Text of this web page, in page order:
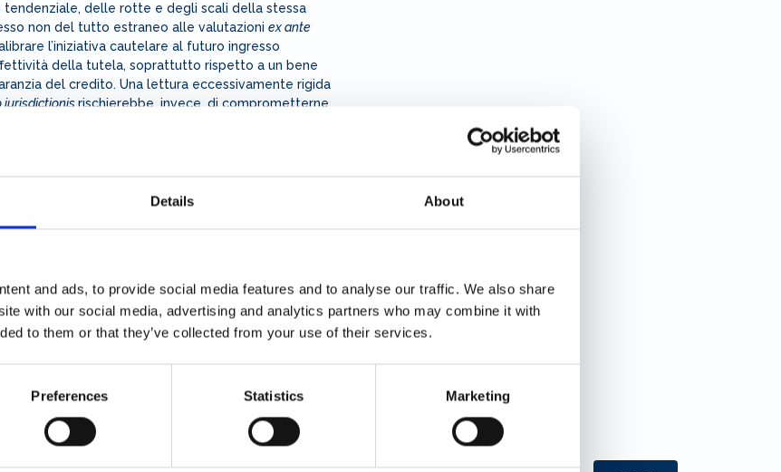
Details About
and ads, to provide social media features and to analyse our traffic. We also share
with our social media, advertising and analytics partners who may combine it with
to them or that they’ve collected from your use of their services.
Preferences Statistics Marketing
delle rotte e degli scali della stessa
non del tutto estraneo alle valutazioni ex ante
l’iniziativa cautelare al futuro ingresso
della tutela, soprattutto rispetto a un bene
del credito. Una lettura eccessivamente rigida
iurisdictionisrischierebbe, invece, di comprometterne
Tribunale di Ravenna sembra trovare il proprio
astratto tra esigenze contrapposte,
l’effettività della tutela cautelare.
impostazione potrà consolidarsi come criterio di